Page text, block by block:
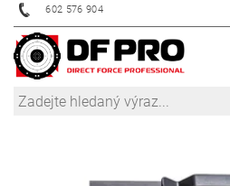
602 576 904